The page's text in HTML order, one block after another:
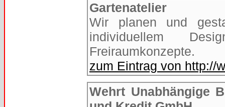
Gartenatelier
Wir planen und
individuellem
Freiraumkonzepte.
zum Eintrag von http://
Wehrt Unabhängige